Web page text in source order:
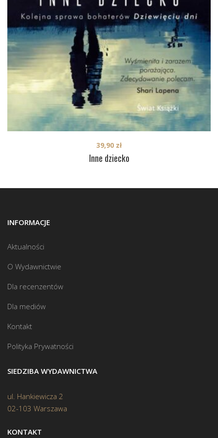
Inne dziecko
39,90 zł
INFORMACJE
Aktualności
O Wydawnictwie
Dla recenzentów
Dla mediów
Kontakt
Polityka Prywatności
SIEDZIBA WYDAWNICTWA
ul. Hankiewicza 2
02-103 Warszawa
KONTAKT